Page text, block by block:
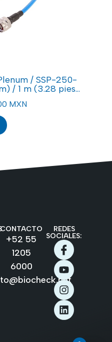
/ SSP-250-
/ 1 m (3.28 pies)
>100 dB
MXN
CONTACTO
+52 55
1205
6000
REDES
SOCIALES: